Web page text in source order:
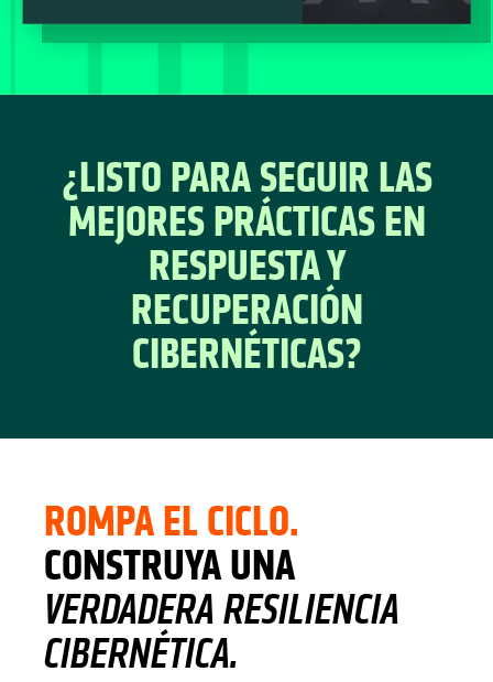
¿LISTO PARA SEGUIR LAS
MEJORES PRÁCTICAS EN
RESPUESTA Y
RECUPERACIÓN
CIBERNÉTICAS?
ROMPA EL CICLO.
CONSTRUYA UNA
VERDADERA RESILIENCIA
CIBERNÉTICA.